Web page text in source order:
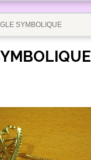
SYMBOLIQUE